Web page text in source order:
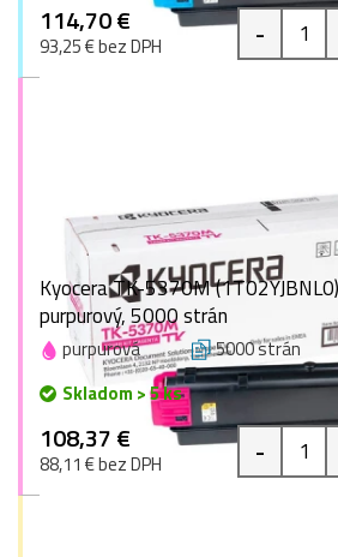
114,70 €
93,25 € bez DPH -
Kyocera TK-5370M
purpurový, 5000 strán
purpurová 5000 strán
Skladom > 5 ks
108,37 €
88,11 € bez DPH -